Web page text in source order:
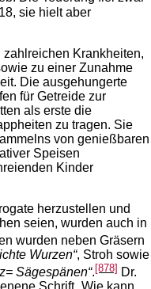
sie hielt aber
Krankheiten,
zu einer Zunahme
Die ausgehungerte
für Getreide zur
als erste die
zu tragen. Sie
von genießbaren
Speisen
Kinder
herzustellen und
seien, wurden auch in
wurden neben Gräsern
Wurzen“, Stroh sowie
Sägespänen“. [878] Dr.